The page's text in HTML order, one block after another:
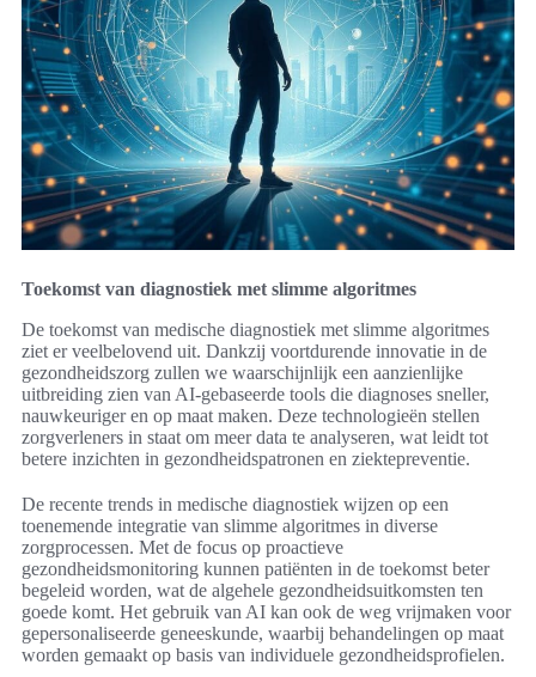
Toekomst van diagnostiek met slimme algoritmes
De toekomst van medische diagnostiek met slimme algoritmes
ziet er veelbelovend uit. Dankzij voortdurende innovatie in de
gezondheidszorg zullen we waarschijnlijk een aanzienlijke
uitbreiding zien van AI-gebaseerde tools die diagnoses sneller,
nauwkeuriger en op maat maken. Deze technologieën stellen
zorgverleners in staat om meer data te analyseren, wat leidt tot
betere inzichten in gezondheidspatronen en ziektepreventie.
De recente trends in medische diagnostiek wijzen op een
toenemende integratie van slimme algoritmes in diverse
zorgprocessen. Met de focus op proactieve
gezondheidsmonitoring kunnen patiënten in de toekomst beter
begeleid worden, wat de algehele gezondheidsuitkomsten ten
goede komt. Het gebruik van AI kan ook de weg vrijmaken voor
gepersonaliseerde geneeskunde, waarbij behandelingen op maat
worden gemaakt op basis van individuele gezondheidsprofielen.